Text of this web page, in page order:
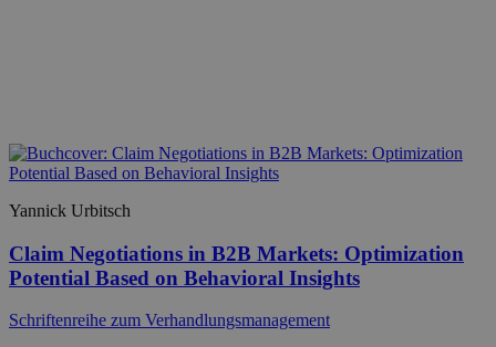
Yannick Urbitsch
Claim Negotiations in B2B Markets: Optimization
Potential Based on Behavioral Insights
Schriftenreihe zum Verhandlungsmanagement